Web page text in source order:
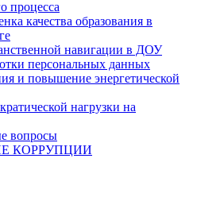
процесса
качества образования в
навигации в ДОУ
персональных данных
и повышение энергетической
нагрузки на
вопросы
КОРРУПЦИИ